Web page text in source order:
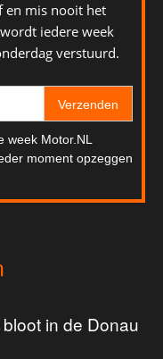
en mis nooit het
iedere week
verstuurd.
Verzenden
week Motor.NL
moment opzeggen
in de Donau